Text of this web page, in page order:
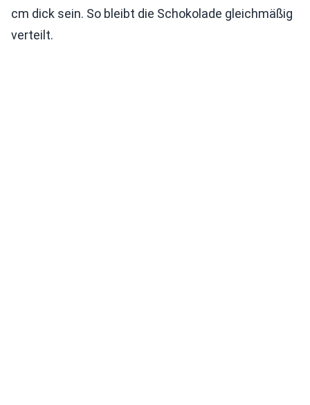
cm dick sein. So bleibt die Schokolade gleichmäßig
verteilt.